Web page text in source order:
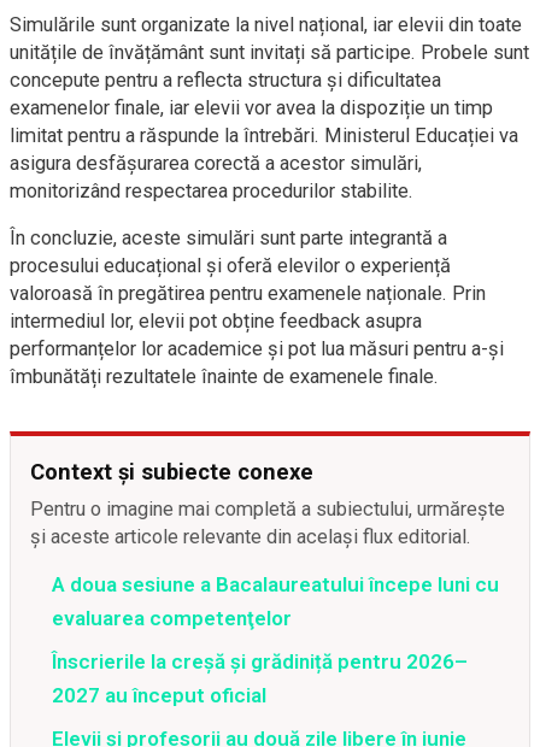
Simulările sunt organizate la nivel național, iar elevii din toate
unitățile de învățământ sunt invitați să participe. Probele sunt
concepute pentru a reflecta structura și dificultatea
examenelor finale, iar elevii vor avea la dispoziție un timp
limitat pentru a răspunde la întrebări. Ministerul Educației va
asigura desfășurarea corectă a acestor simulări,
monitorizând respectarea procedurilor stabilite.
În concluzie, aceste simulări sunt parte integrantă a
procesului educațional și oferă elevilor o experiență
valoroasă în pregătirea pentru examenele naționale. Prin
intermediul lor, elevii pot obține feedback asupra
performanțelor lor academice și pot lua măsuri pentru a-și
îmbunătăți rezultatele înainte de examenele finale.
Context și subiecte conexe
Pentru o imagine mai completă a subiectului, urmărește
și aceste articole relevante din același flux editorial.
A doua sesiune a Bacalaureatului începe luni cu
evaluarea competenţelor
Înscrierile la creșă și grădiniță pentru 2026–
2027 au început oficial
Elevii și profesorii au două zile libere în iunie